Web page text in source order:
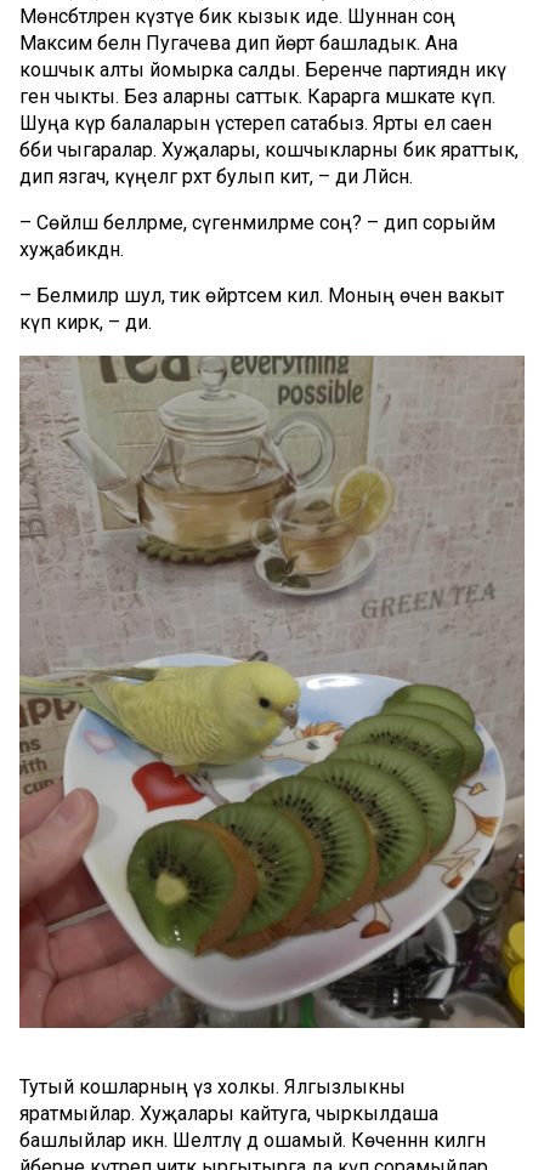
Мөнәсәбәтләрен күзәтүе бик кызык иде. Шуннан соң
Максим белән Пугачева дип йөртә башладык. Ана
кошчык алты йомырка салды. Беренче партиядән икәү
генә чыкты. Без аларны саттык. Карарга мәшәкате күп.
Шуңа күрә балаларын үстереп сатабыз. Ярты ел саен
бәби чыгаралар. Хуҗалары, кошчыкларны бик яраттык,
дип язгач, күңелгә рәхәт булып китә, – ди Ләйсән.
– Сөйләшә беләләрме, сүгенмиләрме соң? – дип сорыйм
хуҗабикәдән.
– Белмиләр шул, тик өйрәтәсем килә. Моның өчен вакыт
күп кирәк, – ди.
Тутый кошларның үз холкы. Ялгызлыкны
яратмыйлар. Хуҗалары кайтуга, чыркылдаша
башлыйлар икән. Шелтәләү дә ошамый. Көченнән килгән